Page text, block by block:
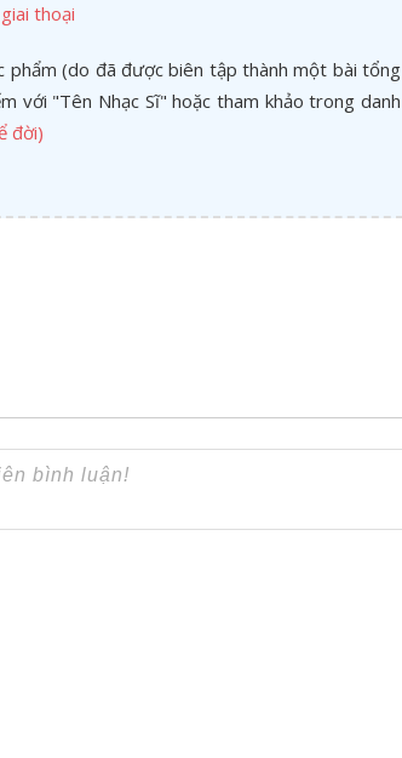
thoại
(do đã được biên tập thành một bài tổng
với "Tên Nhạc Sĩ" hoặc tham khảo trong danh
đời)